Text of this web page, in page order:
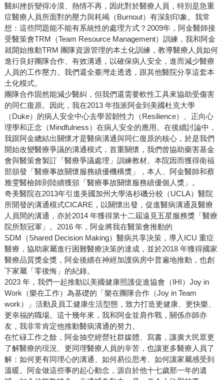
醫糾挫折變得冷漠、熱情不再，因此對於醫療人員，特別是急重
症醫療人員所面對的壓力與耗竭（Burnout）有深刻印象。我常
想：這些問題能不能有系統性的處理方式？2009年，阿金醫師接
受醫策會TRM（Team Resource Management）訓練，我和阿金
就開始推動TRM 團隊資源管理的本土化訓練，教導醫療人員如何
進行良好團隊合作、有效溝通，以確保病人安全，進而減少醫療
人員的工作壓力。我們還全臺灣走透透，跟其他醫院分享這套本
土化模式。
團隊合作固然能減少醫糾，但我們還需要軟性工具來協助受傷害
的同仁復原。因此，我在2013 年指派阿金到美國杜克大學
（Duke）的病人安全中心去學習韌性力（Resilience）、正向心
理學和正念（Mindfulness）在病人安全的應用。在後續討論中，
我跟阿金總結出關懷才是醫病溝通與同仁復原的核心，於是我們
開始改變醫療爭議的溝通模式，首重關懷，我們曾協助藥害基金
會與醫策會製訂「醫療爭議處理」訓練教材。本院因而獲得衛福
部頒發「醫療事故關懷服務績優機構獎」，本人、阿金醫師和蔡
雅雯醫檢師則陸續獲頒「醫療事故關懷服務績優個人獎」。
奇美醫院在2013年引進美國加州大學洛杉磯分校（UCLA）醫院
所開發的溝通模式CICARE，以關懷出發，促進醫病溝通及醫療
人員間的溝通，亦於2014 年獲得第十二屆遠見五星服務獎「醫療
院所類冠軍」。2016 年，阿金將我在醫策會推動的
SDM（Shared Decision Making）醫病共享決策，導入ICU 重症
醫療，協助家屬進行困難醫療決策的達成，並於2018 年獲得國家
醫療品質獎金獎，阿金後續在神經加護病房中普遍地推動，也創
下家屬「零後悔」的紀錄。
2023 年，我們一起推動以美國健康照護促進協會（IHI）Joy in
Work（樂在工作）為基礎的「樂在團隊合作（Joy in Team
work）」活動及員工健康生活型態，致力打造更健康、更快樂、
更幸福的職場。這十幾年來，我和阿金並肩作戰，關係亦師亦
友，我非常肯定他推動醫病溝通的努力。
在忙碌工作之餘，阿金抽空經營社群媒體、寫書，讓廣大民眾更
了解醫療的現況、更同理醫療人員的辛苦，也讓更多醫療人員了
解：如何更有同理心的溝通、如何易位思考、如何讓家屬感受到
溫暖。阿金做這些事的起心動念，源自於他十七歲那一年的遺